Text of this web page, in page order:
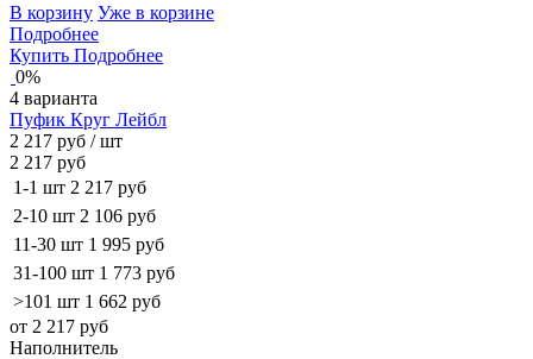
В корзину Уже в корзине
Подробнее
Купить Подробнее
0%
4 варианта
Пуфик Круг Лейбл
2 217 руб / шт
2 217 руб
1-1 шт 2 217 руб
2-10 шт 2 106 руб
11-30 шт 1 995 руб
31-100 шт 1 773 руб
>101 шт 1 662 руб
от 2 217 руб
Наполнитель